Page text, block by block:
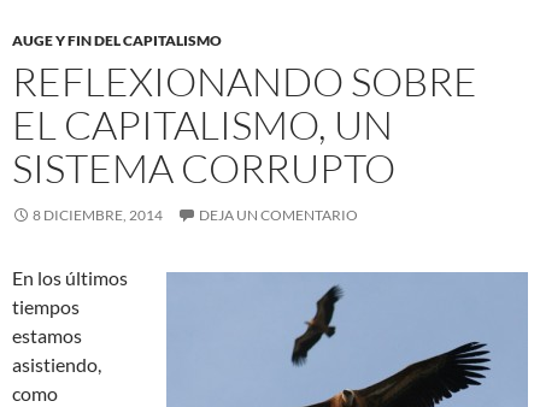
AUGE Y FIN DEL CAPITALISMO
REFLEXIONANDO SOBRE
EL CAPITALISMO, UN
SISTEMA CORRUPTO
8 DICIEMBRE, 2014 DEJA UN COMENTARIO
En los últimos
tiempos
estamos
asistiendo,
como